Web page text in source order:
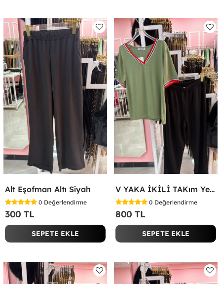
Alt Eşofman Altı Siyah
0 Değerlendirme
300 TL
SEPETE EKLE
V YAKA İKİLİ TAKım Yeşil
0 Değerlendirme
800 TL
SEPETE EKLE